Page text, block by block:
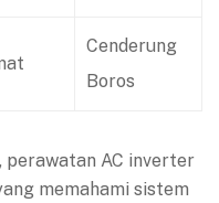
Cenderung
Boros
perawatan AC inverter
memahami sistem